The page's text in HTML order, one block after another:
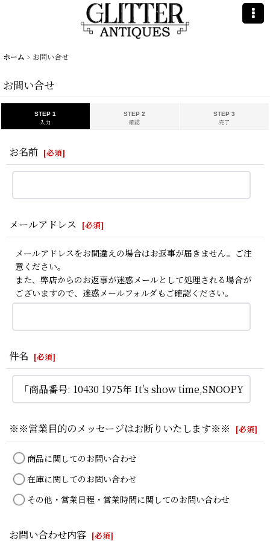
ホーム > お問い合せ
お問い合せ
STEP 1
入力
STEP 2
確認
STEP 3
完了
お名前 [必須]
メールアドレス [必須]
メールアドレスをお間違えの場合はお返事が届きません。ご注
意ください。
また、弊店からのお返事が迷惑メールとして処理される場合が
ございますので、迷惑メールフォルダもご確認ください。
件名 [必須]
※※営業目的のメッセージはお断りいたします※※ [必須]
商品に関してのお問い合わせ
在庫に関してのお問い合わせ
その他・営業日程・営業時間に関してのお問い合わせ
お問い合わせ内容 [必須]